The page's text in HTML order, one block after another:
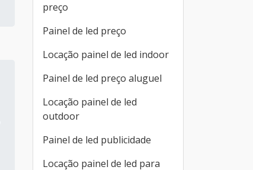
preço
Painel de led preço
Locação painel de led indoor
Painel de led preço aluguel
Locação painel de led
outdoor
Painel de led publicidade
Locação painel de led para